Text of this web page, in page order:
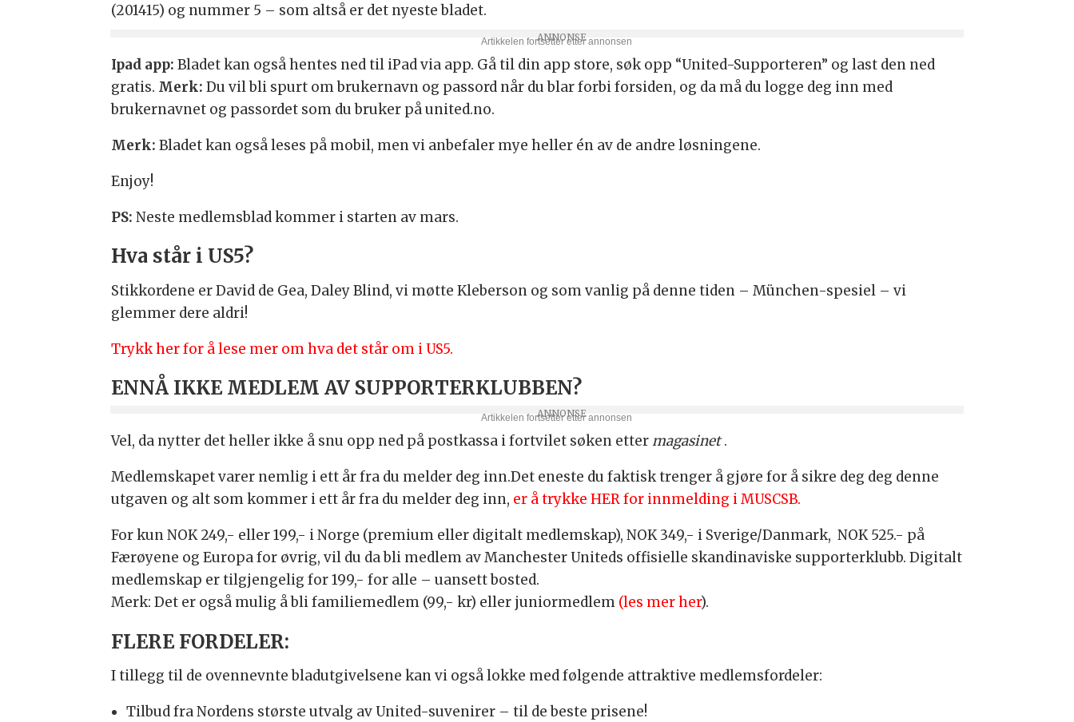
(201415) og nummer 5 – som altså er det nyeste bladet.
Ipad app: Bladet kan også hentes ned til iPad via app. Gå til din app store, søk opp “United-Supporteren” og last den ned
gratis. Merk: Du vil bli spurt om brukernavn og passord når du blar forbi forsiden, og da må du logge deg inn med
brukernavnet og passordet som du bruker på united.no.
Merk: Bladet kan også leses på mobil, men vi anbefaler mye heller én av de andre løsningene.
Enjoy!
PS: Neste medlemsblad kommer i starten av mars.
Hva står i US5?
Stikkordene er David de Gea, Daley Blind, vi møtte Kleberson og som vanlig på denne tiden – München-spesiel – vi
glemmer dere aldri!
Trykk her for å lese mer om hva det står om i US5.
ENNÅ IKKE MEDLEM AV SUPPORTERKLUBBEN?
Vel, da nytter det heller ikke å snu opp ned på postkassa i fortvilet søken ettermagasinet.
Medlemskapet varer nemlig i ett år fra du melder deg inn.Det eneste du faktisk trenger å gjøre for å sikre deg deg denne
utgaven og alt som kommer i ett år fra du melder deg inn, er å trykke HER for innmelding i MUSCSB.
For kun NOK 249,- eller 199,- i Norge (premium eller digitalt medlemskap), NOK 349,- i Sverige/Danmark, NOK 525.- på
Færøyene og Europa for øvrig, vil du da bli medlem av Manchester Uniteds offisielle skandinaviske supporterklubb. Digitalt
medlemskap er tilgjengelig for 199,- for alle – uansett bosted.
Merk: Det er også mulig å bli familiemedlem (99,- kr) eller juniormedlem (les mer her).
FLERE FORDELER:
I tillegg til de ovennevnte bladutgivelsene kan vi også lokke med følgende attraktive medlemsfordeler:
Tilbud fra Nordens største utvalg av United-suvenirer – til de beste prisene!